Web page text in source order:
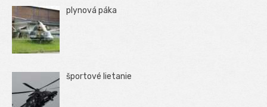
plynová páka
športové lietanie